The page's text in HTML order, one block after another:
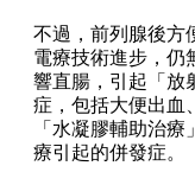
不過，前列腺後方
電療技術進步，仍
響直腸，引起「放
症，包括大便出血
「水凝膠輔助治
療引起的併發症。